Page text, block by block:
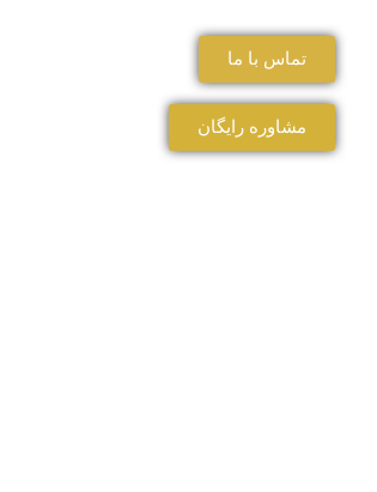
تماس با ما
مشاوره رایگان